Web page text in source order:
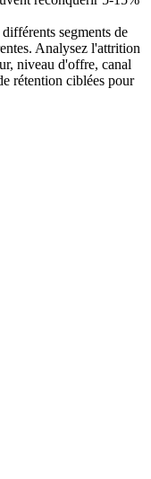
segments de
Analysez l'attrition
niveau d'offre, canal
rétention ciblées pour